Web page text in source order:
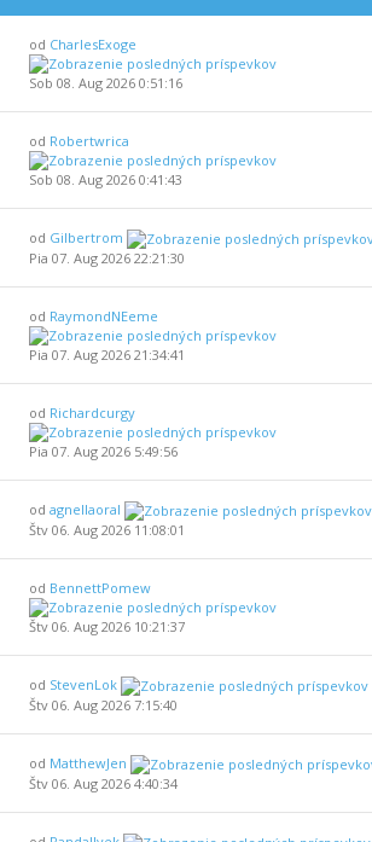
od CharlesExoge
Sob 08. Aug 2026 0:51:16
od Robertwrica
Sob 08. Aug 2026 0:41:43
od Gilbertrom
Pia 07. Aug 2026 22:21:30
od RaymondNEeme
Pia 07. Aug 2026 21:34:41
od Richardcurgy
Pia 07. Aug 2026 5:49:56
odagnellaoral
Štv 06. Aug 2026 11:08:01
od BennettPomew
Štv 06. Aug 2026 10:21:37
od StevenLok
Štv 06. Aug 2026 7:15:40
od MatthewJen
Štv 06. Aug 2026 4:40:34